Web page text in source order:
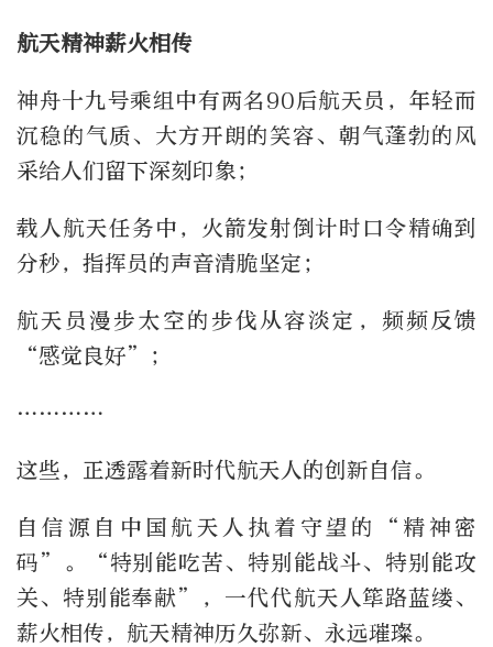
航天精神薪火相传
神舟十九号乘组中有两名90后航天员，年轻而
沉稳的气质、大方开朗的笑容、朝气蓬勃的风
采给人们留下深刻印象；
载人航天任务中，火箭发射倒计时口令精确到
分秒，指挥员的声音清脆坚定；
航天员漫步太空的步伐从容淡定，频频反馈
“感觉良好”；
…………
这些，正透露着新时代航天人的创新自信。
自信源自中国航天人执着守望的“精神密
码”。“特别能吃苦、特别能战斗、特别能攻
关、特别能奉献”，一代代航天人筚路蓝缕、
薪火相传，航天精神历久弥新、永远璀璨。